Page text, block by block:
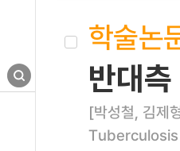
학술논
반대
[박성철, 김제